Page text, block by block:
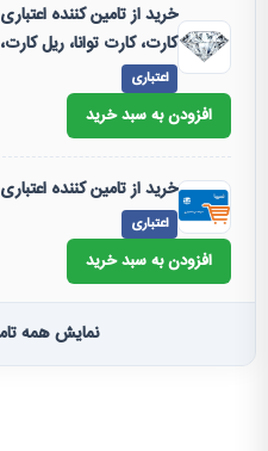
خرید از تامین کننده
کارت، کارت توانا، ریل
اعتباری
افزودن به سبد خرید
خرید از تامین کننده
اعتباری
افزودن به سبد خرید
نمایش همه